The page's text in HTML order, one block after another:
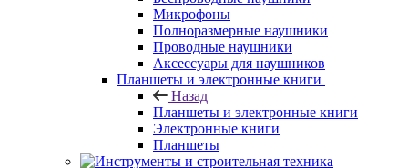
Микрофоны
Полноразмерные наушники
Проводные наушники
Аксессуары для наушников
Планшеты и электронные книги
Назад
Планшеты и электронные книги
Электронные книги
Планшеты